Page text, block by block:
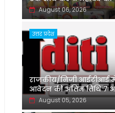
August 06, 2026
उत्तर प्रदेश
राजकीय/निजी आईटीआई
आवेदन की अंतिम तिथि 7
August 05, 2026